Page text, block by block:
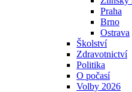
Praha
Brno
Ostrava
Školství
Zdravotnictví
Politika
O počasí
Volby 2026